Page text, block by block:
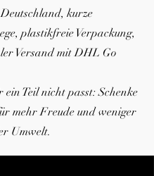
kurze
plastikfreie Verpackung,
Versand mit DHL Go
Teil nicht passt: Schenke
mehr Freude und weniger
Umwelt.